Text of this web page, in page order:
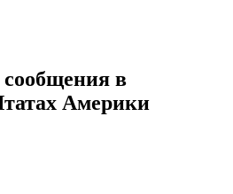
в
Америки